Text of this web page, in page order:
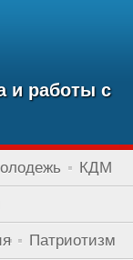
и работы с
КДМ
Патриотизм